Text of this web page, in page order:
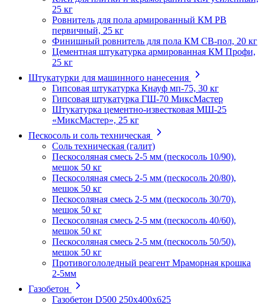
25 кг
Ровнитель для пола армированный КМ РВ
первичный, 25 кг
Финишный ровнитель для пола КМ СВ-пол, 20 кг
Цементная штукатурка армированная КМ Профи,
25 кг
Штукатурки для машинного нанесения
Гипсовая штукатурка Кнауф мп-75, 30 кг
Гипсовая штукатурка ГШ-70 МиксМастер
Штукатурка цементно-известковая МШ-25
«МиксМастер», 25 кг
Пескосоль и соль техническая
Соль техническая (галит)
Пескосоляная смесь 2-5 мм (пескосоль 10/90),
мешок 50 кг
Пескосоляная смесь 2-5 мм (пескосоль 20/80),
мешок 50 кг
Пескосоляная смесь 2-5 мм (пескосоль 30/70),
мешок 50 кг
Пескосоляная смесь 2-5 мм (пескосоль 40/60),
мешок 50 кг
Пескосоляная смесь 2-5 мм (пескосоль 50/50),
мешок 50 кг
Противогололедный реагент Мраморная крошка
2-5мм
Газобетон
Газобетон D500 250х400х625